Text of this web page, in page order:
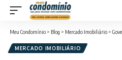
Meu Condomínio > Blog > Mercado Imobiliário > Governo
MERCADO IMOBILIÁRIO